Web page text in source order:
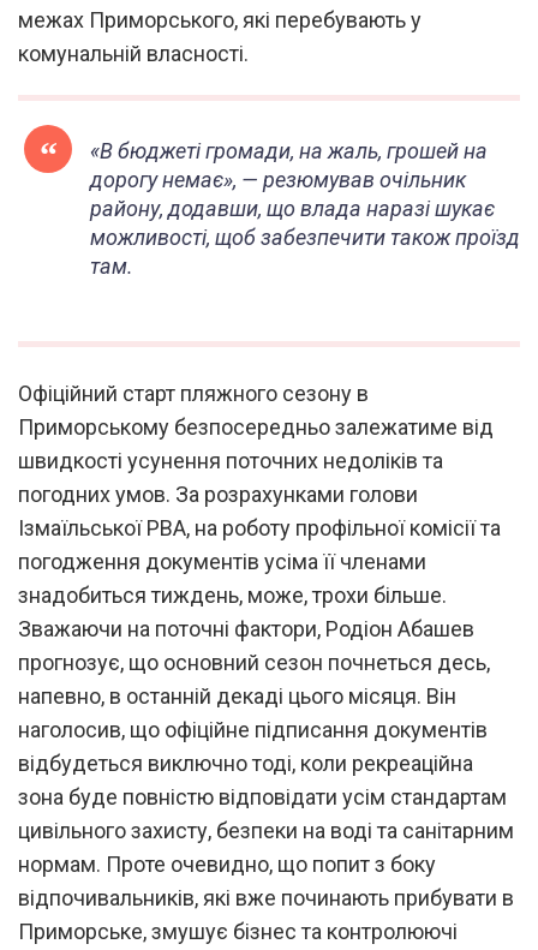
межах Приморського, які перебувають у
комунальній власності.
«В бюджеті громади, на жаль, грошей на
дорогу немає», — резюмував очільник
району, додавши, що влада наразі шукає
можливості, щоб забезпечити також проїзд
там.
Офіційний старт пляжного сезону в
Приморському безпосередньо залежатиме від
швидкості усунення поточних недоліків та
погодних умов. За розрахунками голови
Ізмаїльської РВА, на роботу профільної комісії та
погодження документів усіма її членами
знадобиться тиждень, може, трохи більше.
Зважаючи на поточні фактори, Родіон Абашев
прогнозує, що основний сезон почнеться десь,
напевно, в останній декаді цього місяця. Він
наголосив, що офіційне підписання документів
відбудеться виключно тоді, коли рекреаційна
зона буде повністю відповідати усім стандартам
цивільного захисту, безпеки на воді та санітарним
нормам. Проте очевидно, що попит з боку
відпочивальників, які вже починають прибувати в
Приморське, змушує бізнес та контролюючі